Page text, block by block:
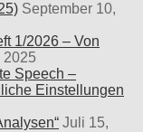
September 10,
1/2026 – Von
2025
Speech –
Einstellungen
Juli 15,